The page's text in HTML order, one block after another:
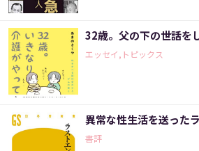
32歳。父の下の世話を
エッセイ,トピックス
異常な性生活を送った
書評